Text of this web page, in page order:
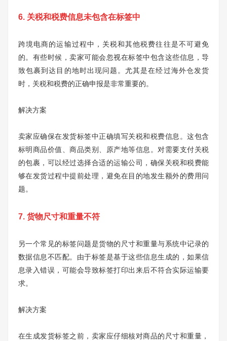
6. 关税和税费信息未包含在标签中
跨境电商的运输过程中，关税和其他税费往往是不可避免
的。有些时候，卖家可能会忽视在标签中包含这些信息，导
致包裹到达目的地时出现问题。尤其是在经过海外仓发货
时，关税和税费的正确申报是非常重要的。
解决方案
卖家应确保在发货标签中正确填写关税和税费信息。这包含
标明商品价值、商品类别、原产地等信息。对需要支付关税
的包裹，可以经过选择合适的运输公司，确保关税和税费能
够在发货过程中提前处理，避免在目的地发生额外的费用问
题。
7. 货物尺寸和重量不符
另一个常见的标签问题是货物的尺寸和重量与系统中记录的
数据信息不匹配。由于标签是基于这些信息生成的，如果信
息录入错误，可能会导致标签打印出来后不符合实际运输要
求。
解决方案
在生成发货标签之前，卖家应仔细核对商品的尺寸和重量，